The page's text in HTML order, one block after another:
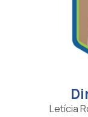
Letícia